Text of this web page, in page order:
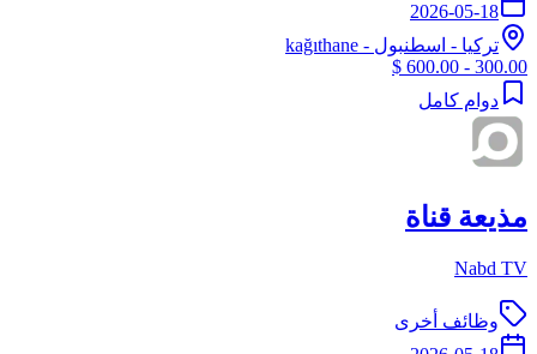
2026-05-18
تركيا - اسطنبول - kağıthane
300.00 - 600.00 $
دوام كامل
مذيعة قناة
Nabd TV
وظائف أخرى